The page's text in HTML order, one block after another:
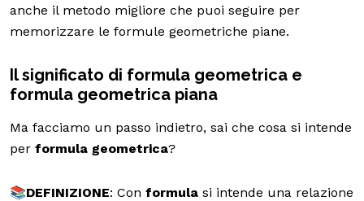
anche il metodo migliore che puoi seguire per
memorizzare le formule geometriche piane.
Il significato di formula geometrica e
formula geometrica piana
Ma facciamo un passo indietro, sai che cosa si intende
per formula geometrica?
📚DEFINIZIONE: Con formula si intende una relazione